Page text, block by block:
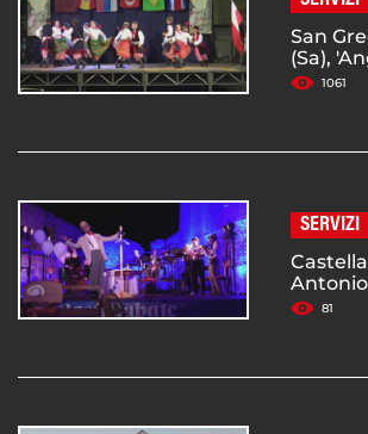
San
(Sa),
1061
SERVIZI
Antonio
81